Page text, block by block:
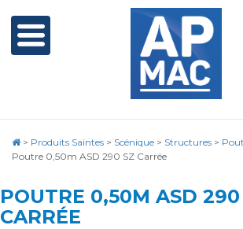
> Produits Saintes > Scénique > Structures >
Poutre 0,50m ASD 290 SZ Carrée
POUTRE 0,50M ASD 290
CARRÉE